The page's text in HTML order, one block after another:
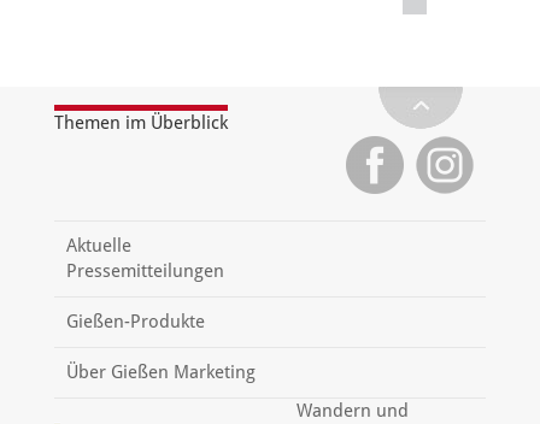
Themen im Überblick
Aktuelle
Pressemitteilungen
Gießen-Produkte
Über Gießen Marketing
Wandern und